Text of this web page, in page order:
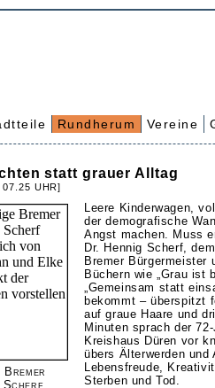
Rundherum Vereine
statt grauer Alltag
UHR]
Bremer
Scherf
Leere Kinderwagen,
der demografische
Angst machen. Muss
Dr. Hennig Scherf,
Bremer Bürgermeister
Büchern wie „Grau ist
„Gemeinsam statt
bekommt – überspitzt
auf graue Haare und
Minuten sprach der
Kreishaus Düren vor
übers Älterwerden und
Lebensfreude,
Sterben und Tod.